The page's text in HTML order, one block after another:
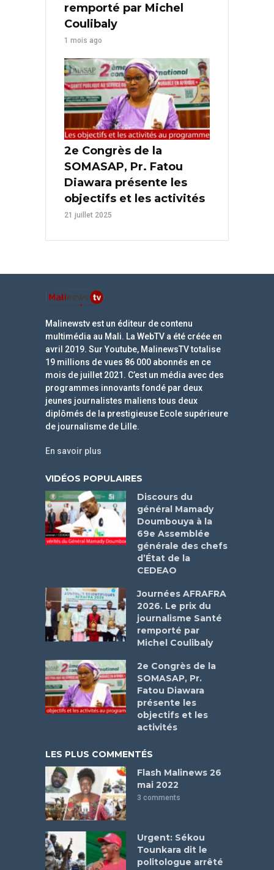
remporté par Michel
Coulibaly
1 mois ago
2e Congrès de la
SOMASAP, Pr. Fatou
Diawara présente les
objectifs et les activités
21 juillet 2025
Malinewstv est un éditeur de contenu
multimédia au Mali. La WebTV a été créée en
avril 2019. Sur Youtube, MalinewsTV totalise
19 millions de vues 86 000 abonnés en ce
mois de juillet 2021. C’est un média avec des
programmes innovants fondé par deux
jeunes journalistes maliens tous deux
diplômés de la prestigieuse Ecole supérieure
de journalisme de Lille.
En savoir plus
VIDÉOS POPULAIRES
Discours du
général Mamady
Doumbouya à la
69e Assemblée
générale des chefs
d’État de la
CEDEAO
Journées AFRAFRA
2026. Le prix du
journalisme Santé
remporté par
Michel Coulibaly
2e Congrès de la
SOMASAP, Pr.
Fatou Diawara
présente les
objectifs et les
activités
LES PLUS COMMENTÉS
Flash Malinews 26
mai 2022
3 comments
Urgent: Sékou
Tounkara dit le
politologue arrêté